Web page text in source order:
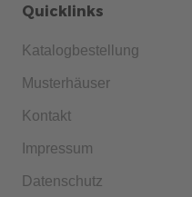
Quicklinks
Katalogbestellung
Musterhäuser
Kontakt
Impressum
Datenschutz